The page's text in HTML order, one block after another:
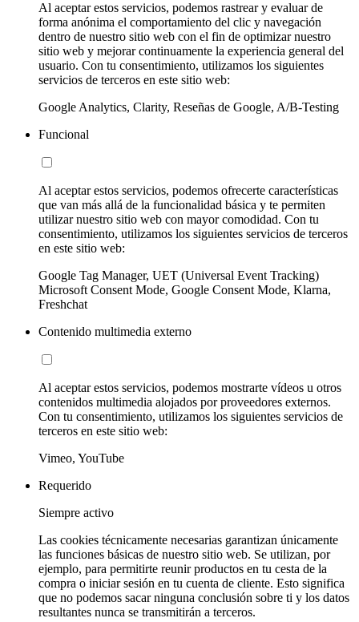
Al aceptar estos servicios, podemos rastrear y evaluar de
forma anónima el comportamiento del clic y navegación
dentro de nuestro sitio web con el fin de optimizar nuestro
sitio web y mejorar continuamente la experiencia general del
usuario. Con tu consentimiento, utilizamos los siguientes
servicios de terceros en este sitio web:
Google Analytics, Clarity, Reseñas de Google, A/B-Testing
Funcional
Al aceptar estos servicios, podemos ofrecerte características
que van más allá de la funcionalidad básica y te permiten
utilizar nuestro sitio web con mayor comodidad. Con tu
consentimiento, utilizamos los siguientes servicios de terceros
en este sitio web:
Google Tag Manager, UET (Universal Event Tracking)
Microsoft Consent Mode, Google Consent Mode, Klarna,
Freshchat
Contenido multimedia externo
Al aceptar estos servicios, podemos mostrarte vídeos u otros
contenidos multimedia alojados por proveedores externos.
Con tu consentimiento, utilizamos los siguientes servicios de
terceros en este sitio web:
Vimeo, YouTube
Requerido
Siempre activo
Las cookies técnicamente necesarias garantizan únicamente
las funciones básicas de nuestro sitio web. Se utilizan, por
ejemplo, para permitirte reunir productos en tu cesta de la
compra o iniciar sesión en tu cuenta de cliente. Esto significa
que no podemos sacar ninguna conclusión sobre ti y los datos
resultantes nunca se transmitirán a terceros.